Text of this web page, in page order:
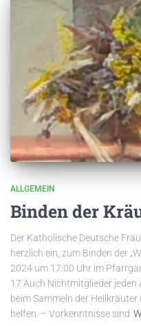
ALLGEMEIN
Binden der
Der Katholische Deutsche
herzlich ein, zum Binden der
2024 um 17:00 Uhr im
17 Auch Nichtmitglieder
beim Sammeln der
helfen. – Vorkenntnisse sind